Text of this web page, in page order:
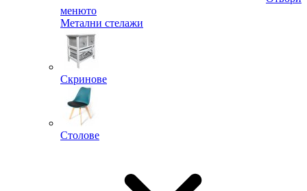
менюто
Метални стелажи
Скринове
Столове